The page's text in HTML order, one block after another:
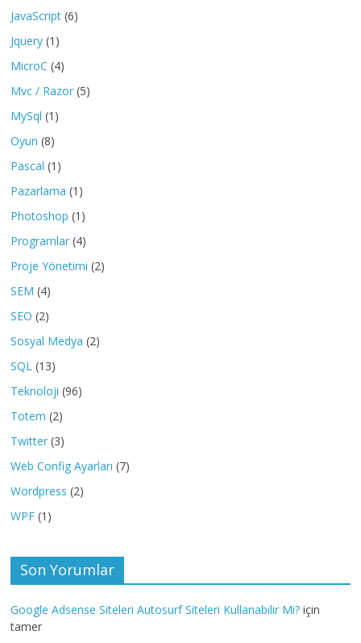
JavaScript (6)
Jquery (1)
MicroC (4)
Mvc / Razor (5)
MySql (1)
Oyun (8)
Pascal (1)
Pazarlama (1)
Photoshop (1)
Programlar (4)
Proje Yönetimi (2)
SEM (4)
SEO (2)
Sosyal Medya (2)
SQL (13)
Teknoloji (96)
Totem (2)
Twitter (3)
Web Config Ayarları (7)
Wordpress (2)
WPF (1)
Son Yorumlar
Google Adsense Siteleri Autosurf Siteleri Kullanabilir Mi? için
tamer